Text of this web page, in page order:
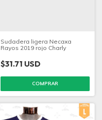
Sudadera ligera Necaxa
Rayos 2019 rojo Charly
$31.71 USD
COMPRAR